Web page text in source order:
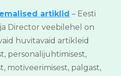
artiklid – Eesti
Director veebilehel on
huvitavaid artikleid
personalijuhtimisest,
motiveerimisest, palgast,